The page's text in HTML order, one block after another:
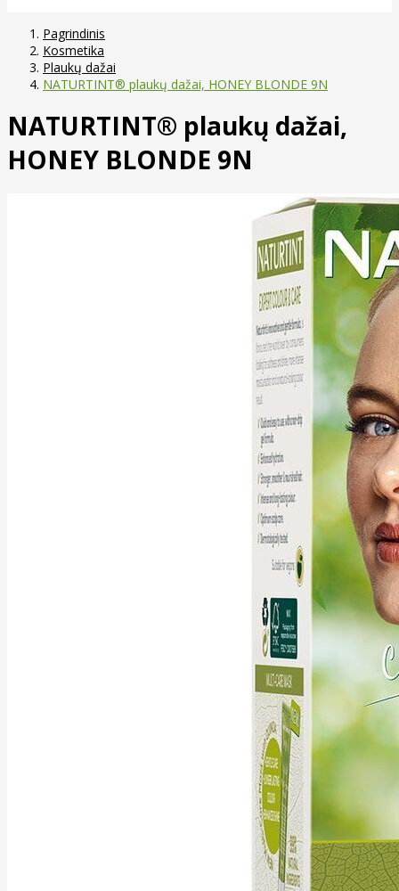
Pagrindinis
Kosmetika
Plaukų dažai
NATURTINT® plaukų dažai, HONEY BLONDE 9N
NATURTINT® plaukų dažai,
HONEY BLONDE 9N